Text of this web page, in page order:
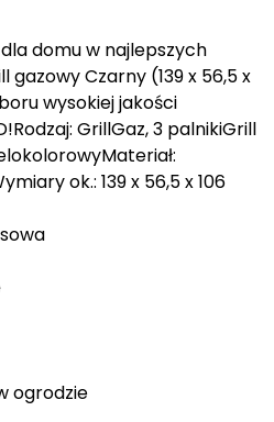
domu w najlepszych
Czarny (139 x 56,5 x
wysokiej jakości
GrillGaz, 3 palnikiGrill
ok.: 139 x 56,5 x 106
ogrodzie